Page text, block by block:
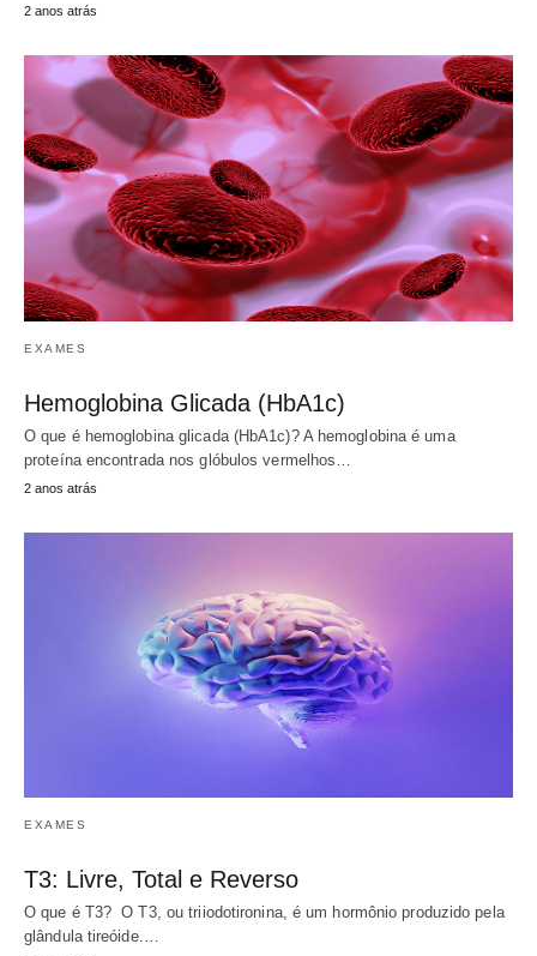
2 anos atrás
EXAMES
Hemoglobina Glicada (HbA1c)
O que é hemoglobina glicada (HbA1c)? A hemoglobina é uma
proteína encontrada nos glóbulos vermelhos…
2 anos atrás
EXAMES
T3: Livre, Total e Reverso
O que é T3? O T3, ou triiodotironina, é um hormônio produzido pela
glândula tireóide.…